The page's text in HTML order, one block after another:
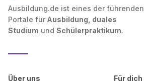
Ausbildung.de ist eines der führenden
Portale für Ausbildung, duales
Studium und Schülerpraktikum.
Über uns Für dich